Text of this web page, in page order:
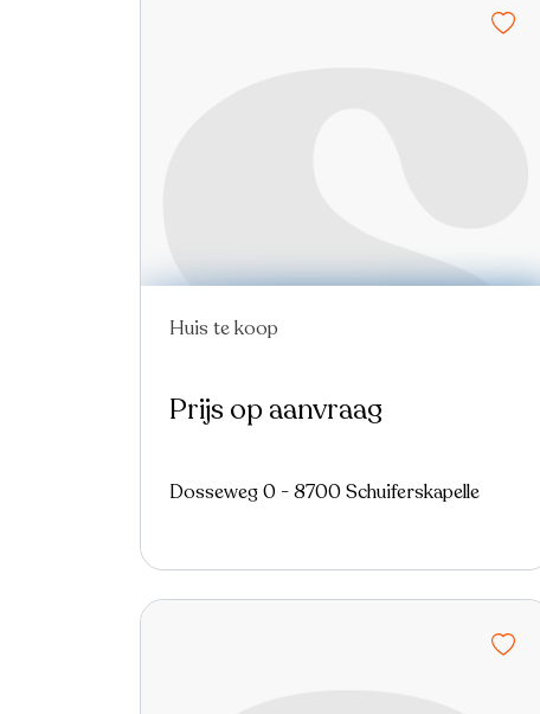
Huis te koop
Prijs op aanvraag
Dosseweg 0 - 8700 Schuiferskapelle